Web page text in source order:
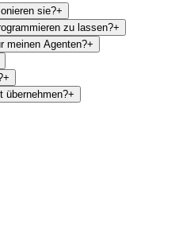
sie?+
zu lassen?+
meinen Agenten?+
+
übernehmen?+